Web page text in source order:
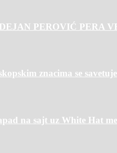
PEROVIĆ PERA
znacima se
na sajt uz White Hat